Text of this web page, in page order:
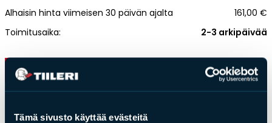
Tämä sivusto käyttää evästeitä
Tiililaatat
Aukonylitysratkaisut ja
Kohdegalleria
Vastuullisuus
Tiilityökalu
Alhaisin hinta viimeisen 30 päivän ajalta 161,00 €
Toimitusaika:
2-3 arkipäivää
Lisää ostoskoriin